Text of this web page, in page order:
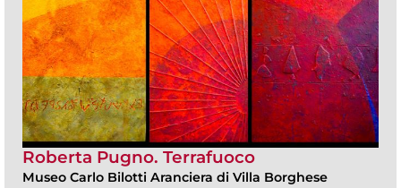
Roberta Pugno. Terrafuoco
Museo Carlo Bilotti Aranciera di Villa Borghese